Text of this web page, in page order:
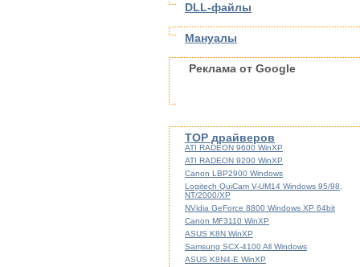
DLL-файлы
Мануалы
Реклама от Google
TOP драйверов
ATI RADEON 9600 WinXP
ATI RADEON 9200 WinXP
Canon LBP2900 Windows
Logitech QuiCam V-UM14 Windows 95/98,
NT/2000/XP
NVidia GeForce 8800 Windows XP 64bit
Canon MF3110 WinXP
ASUS K8N WinXP
Samsung SCX-4100 All Windows
ASUS K8N4-E WinXP